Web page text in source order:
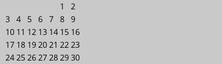
1
2
3 4 5 6 7 8 9
10 11 12 13 14 15 16
17 18 192021 2223
24252627282930